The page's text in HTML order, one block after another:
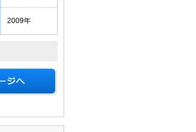
2009年